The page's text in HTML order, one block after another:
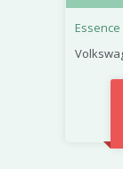
Essence